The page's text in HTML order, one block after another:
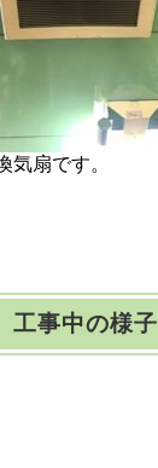
気扇です。
工事中の様子